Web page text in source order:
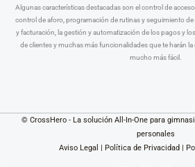
Algunas características destacadas son el control de
control de aforo, programación de rutinas y seguimiento
y facturación, la gestión y automatización de los pagos y
de clientes y muchas más funcionalidades que te harán
mucho más fácil.
© CrossHero - La solución All-In-One para
personales
Aviso Legal
Política de Privacidad